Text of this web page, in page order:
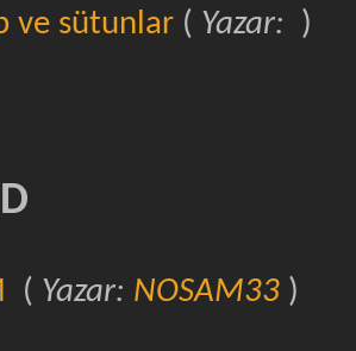
ve sütunlar( Yazar: )
( Yazar: NOSAM33)